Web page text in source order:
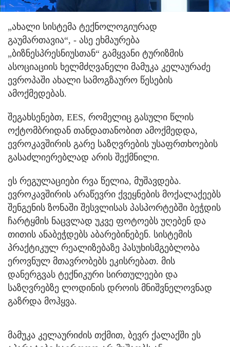
„ახალი სისტემა ტექნოლოგიურად
გაუმართავია“, - ასე ეხმაურება
„ბიზნესპრესნიუსთან“ გამყვანი ტურიზმის
ასოციაციის ხელმძღვანელი მამუკა კელაურაძე
ევროპაში ახალი სამოგზაურო წესების
ამოქმედებას.
შეგახსენებთ, EES, რომელიც გასული წლის
ოქტომბრიდან თანდათანობით ამოქმედდა,
ევროკავშირის გარე საზღვრების უსაფრთხოების
გასაძლიერებლად არის შექმნილი.
ეს რეგულაციები რვა წელია, მუშავდება.
ევროკავშირის არაწევრი ქვეყნების მოქალაქეებს
შენგენის ზონაში შესვლისას პასპორტებში ბეჭდის
ჩარტყმის ნაცვლად უკვე ფოტოებს უღებენ და
თითის ანაბეჭდებს აბარებინებენ. სისტემის
პრაქტიკულ რეალიზებაზე პასუხისმგებლობა
ეროვნულ მთავრობებს ეკისრებათ. მის
დანერგვას ტექნიკური სირთულეები და
საზღვრებზე ლოდინის დროის მნიშვნელოვნად
გაზრდა მოჰყვა.
მამუკა კელაურიძის თქმით, ბევრ ქალაქში ეს